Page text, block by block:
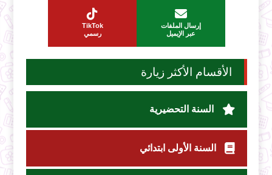
إرسال الملفات
عبر الإيميل
TikTok
رسمي
الأقسام الأكثر زيارة
السنة التحضيرية
السنة الأولى ابتدائي